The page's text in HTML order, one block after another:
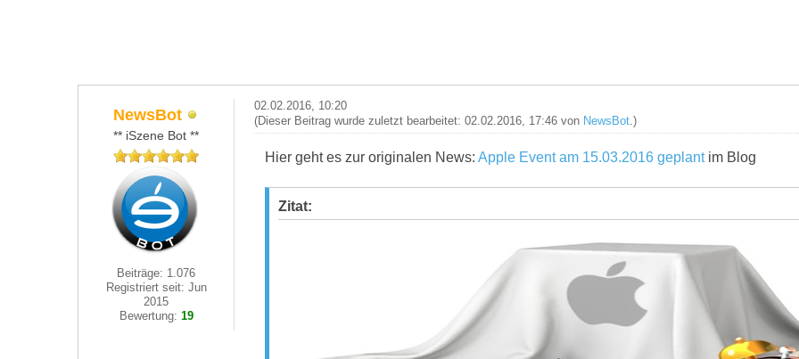
NewsBot
** iSzene Bot **
Beiträge: 1.076
Registriert seit: Jun
2015
Bewertung: 19
02.02.2016, 10:20
(Dieser Beitrag wurde zuletzt bearbeitet: 02.02.2016, 17:46 von NewsBot.)
Hier geht es zur originalen News: Apple Event am 15.03.2016 geplantim Blog
Zitat: